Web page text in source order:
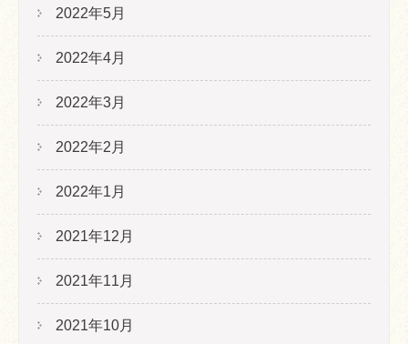
2022年5月
2022年4月
2022年3月
2022年2月
2022年1月
2021年12月
2021年11月
2021年10月